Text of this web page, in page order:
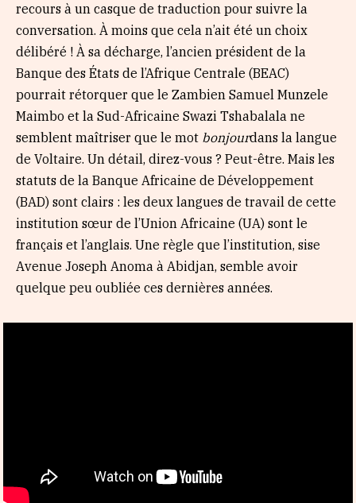
recours à un casque de traduction pour suivre la
conversation. À moins que cela n’ait été un choix
délibéré ! À sa décharge, l’ancien président de la
Banque des États de l’Afrique Centrale (BEAC)
pourrait rétorquer que le Zambien Samuel Munzele
Maimbo et la Sud-Africaine Swazi Tshabalala ne
semblent maîtriser que le mot bonjourdans la langue
de Voltaire. Un détail, direz-vous ? Peut-être. Mais les
statuts de la Banque Africaine de Développement
(BAD) sont clairs : les deux langues de travail de cette
institution sœur de l’Union Africaine (UA) sont le
français et l’anglais. Une règle que l’institution, sise
Avenue Joseph Anoma à Abidjan, semble avoir
quelque peu oubliée ces dernières années.